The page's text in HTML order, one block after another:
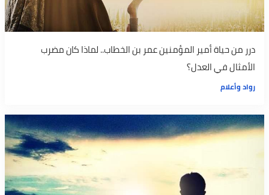
درر من حياة أمير المؤمنين عمر بن الخطاب.. لماذا كان مضرب
الأمثال في العدل؟
رواد وأعلام